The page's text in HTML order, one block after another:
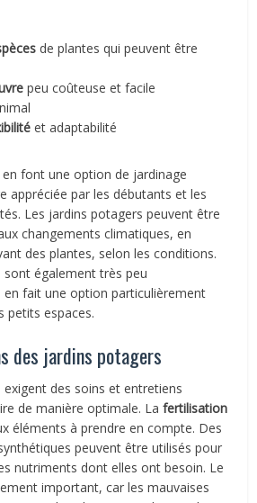
de plantes qui peuvent être
peu coûteuse et facile
et adaptabilité
font une option de jardinage
appréciée par les débutants et les
Les jardins potagers peuvent être
changements climatiques, en
des plantes, selon les conditions.
également très peu
en fait une option particulièrement
petits espaces.
des jardins potagers
des soins et entretiens
de manière optimale. Lafertilisation
éléments à prendre en compte. Des
peuvent être utilisés pour
nutriments dont elles ont besoin. Le
important, car les mauvaises